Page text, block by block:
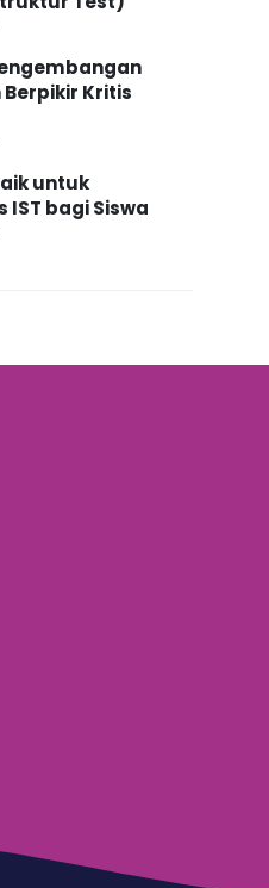
Kritis
untuk
IST bagi Siswa